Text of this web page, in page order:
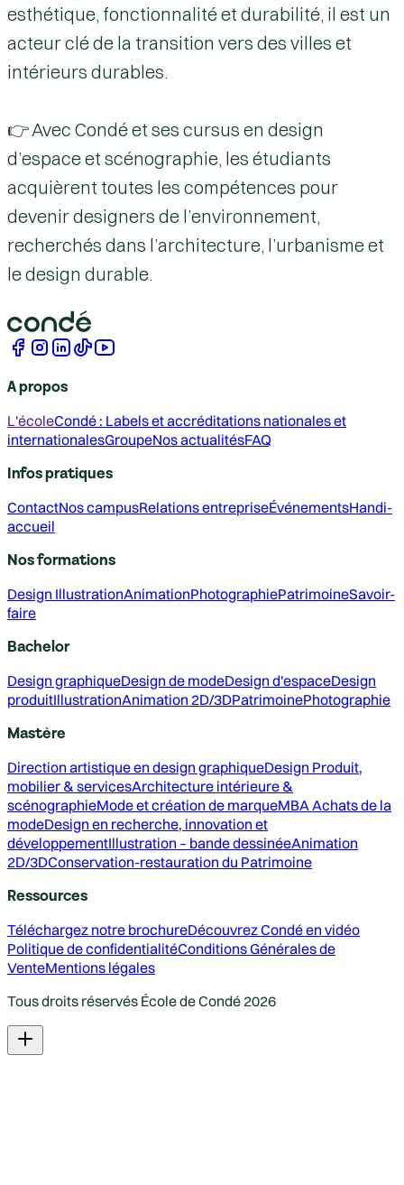
esthétique, fonctionnalité et durabilité, il est un
acteur clé de la transition vers des villes et
intérieurs durables.
👉 Avec Condé et ses cursus en design
d’espace et scénographie, les étudiants
acquièrent toutes les compétences pour
devenir designers de l’environnement,
recherchés dans l’architecture, l’urbanisme et
le design durable.
A propos
L'écoleCondé : Labels et accréditations nationales et
internationalesGroupeNos actualitésFAQ
Infos pratiques
ContactNos campusRelations entrepriseÉvénementsHandi-
accueil
Nos formations
Design IllustrationAnimationPhotographiePatrimoineSavoir-
faire
Bachelor
Design graphiqueDesign de modeDesign d'espaceDesign
produitIllustrationAnimation 2D/3DPatrimoinePhotographie
Mastère
Direction artistique en design graphiqueDesign Produit,
mobilier & servicesArchitecture intérieure &
scénographieMode et création de marqueMBA Achats de la
modeDesign en recherche, innovation et
développementIllustration – bande dessinéeAnimation
2D/3DConservation-restauration du Patrimoine
Ressources
Téléchargez notre brochureDécouvrez Condé en vidéo
Politique de confidentialitéConditions Générales de
VenteMentions légales
Tous droits réservés École de Condé 2026